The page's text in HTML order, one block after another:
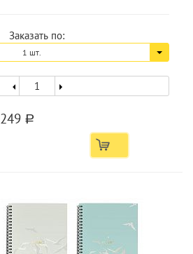
Заказать по:
1 шт.
249 a